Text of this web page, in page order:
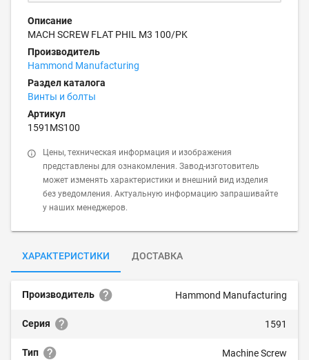
Описание
MACH SCREW FLAT PHIL M3 100/PK
Производитель
Hammond Manufacturing
Раздел каталога
Винты и болты
Артикул
1591MS100
Цены, техническая информация и изображения
представлены для ознакомления. Завод-изготовитель
может изменять характеристики и внешний вид изделия
без уведомления. Актуальную информацию запрашивайте
у наших менеджеров.
ХАРАКТЕРИСТИКИ ДОСТАВКА
Производитель Hammond Manufacturing
Серия 1591
Тип Machine Screw